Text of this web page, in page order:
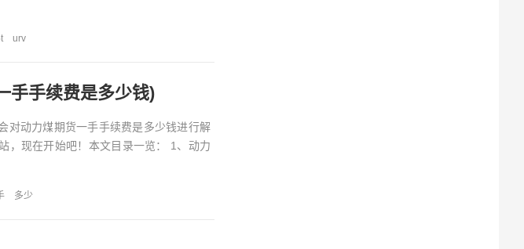
urv
手手续费是多少钱)
对动力煤期货一手手续费是多少钱进行解
，现在开始吧！本文目录一览： 1、动力
多少